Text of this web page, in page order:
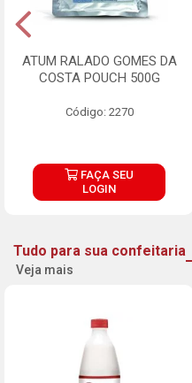
ATUM RALADO GOMES DA
COSTA POUCH 500G
Código: 2270
FAÇA SEU
LOGIN
Tudo para sua confeitaria
Veja mais